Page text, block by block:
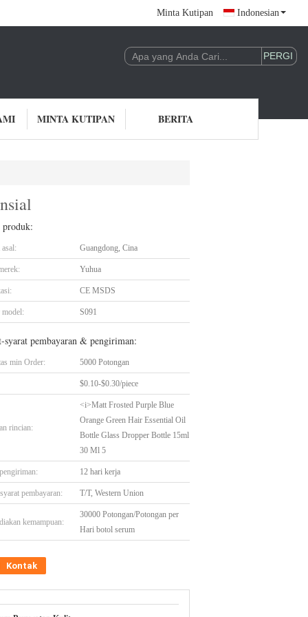
Minta Kutipan Indonesian
MINTA KUTIPAN BERITA
Guangdong, Cina
Yuhua
CE MSDS
S091
syarat pembayaran & pengiriman:
min Order: 5000 Potongan
$0.10-$0.30/piece
rincian:
<i>Matt Frosted Purple Blue
Orange Green Hair Essential Oil
Bottle Glass Dropper Bottle 15ml
30 Ml 5
12 hari kerja
pembayaran: T/T, Western Union
kemampuan:
30000 Potongan/Potongan per
Hari botol serum
Kontak